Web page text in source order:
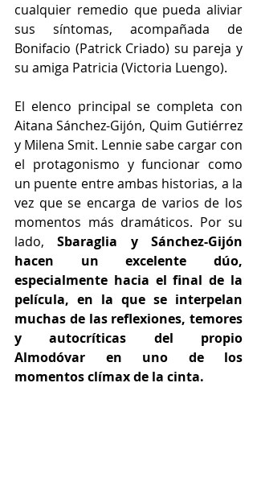
cualquier remedio que pueda aliviar
sus síntomas, acompañada de
Bonifacio (Patrick Criado) su pareja y
su amiga Patricia (Victoria Luengo).
El elenco principal se completa con
Aitana Sánchez-Gijón, Quim Gutiérrez
y Milena Smit. Lennie sabe cargar con
el protagonismo y funcionar como
un puente entre ambas historias, a la
vez que se encarga de varios de los
momentos más dramáticos. Por su
lado, Sbaraglia y Sánchez-Gijón
hacen un excelente dúo,
especialmente hacia el final de la
película, en la que se interpelan
muchas de las reflexiones, temores
y autocríticas del propio
Almodóvar en uno de los
momentos clímax de la cinta.